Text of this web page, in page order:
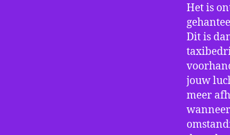
Het is
Dit is
jouw
meer